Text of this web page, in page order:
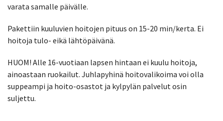
varata samalle päivälle.
Pakettiin kuuluvien hoitojen pituus on 15-20 min/kerta. Ei
hoitoja tulo- eikä lähtöpäivänä.
HUOM! Alle 16-vuotiaan lapsen hintaan ei kuulu hoitoja,
ainoastaan ruokailut. Juhlapyhinä hoitovalikoima voi olla
suppeampi ja hoito-osastot ja kylpylän palvelut osin
suljettu.